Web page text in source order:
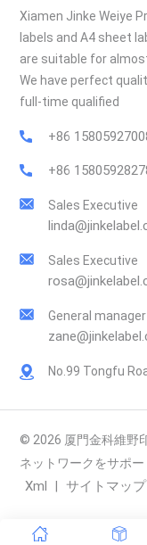
Xiamen Jinke Weiye
labels and A4 sheet
are suitable for
We have perfect
full-time qualified
+86
+86
Sales Executive
Sales Executive
General manager
No.99 Tongfu
© 2026 厦門金科維野
ネットワークをサポー
Xml サイトマップ